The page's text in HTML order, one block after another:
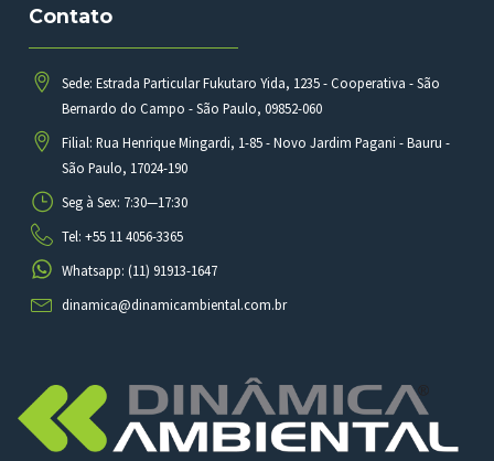
Contato
Sede: Estrada Particular Fukutaro Yida, 1235 - Cooperativa - São
Bernardo do Campo - São Paulo, 09852-060
Filial: Rua Henrique Mingardi, 1-85 - Novo Jardim Pagani - Bauru -
São Paulo, 17024-190
Seg à Sex: 7:30—17:30
Tel: +55 11 4056-3365
Whatsapp: (11) 91913-1647
dinamica@dinamicambiental.com.br